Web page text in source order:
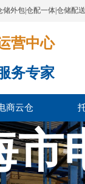
外包|仓配一体|仓储配
营中心​​​​​​​​​​​​​​​​​
务专家
商云仓
市